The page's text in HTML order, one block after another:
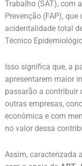
Trabalho (SAT), com
Prevenção (FAP),
acidentalidade total
Técnico
Isso significa que, a
apresentarem maior
passarão a contribuir
outras empresas,
econômica e com
no valor dessa
Assim, caracterizada